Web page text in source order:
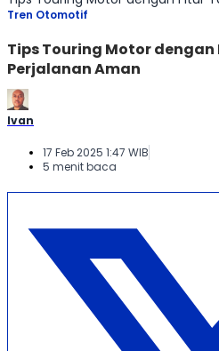
Tren Otomotif
Tips Touring Motor
Perjalanan Aman
Ivan
17 Feb 2025 1:47 WIB
5 menit baca